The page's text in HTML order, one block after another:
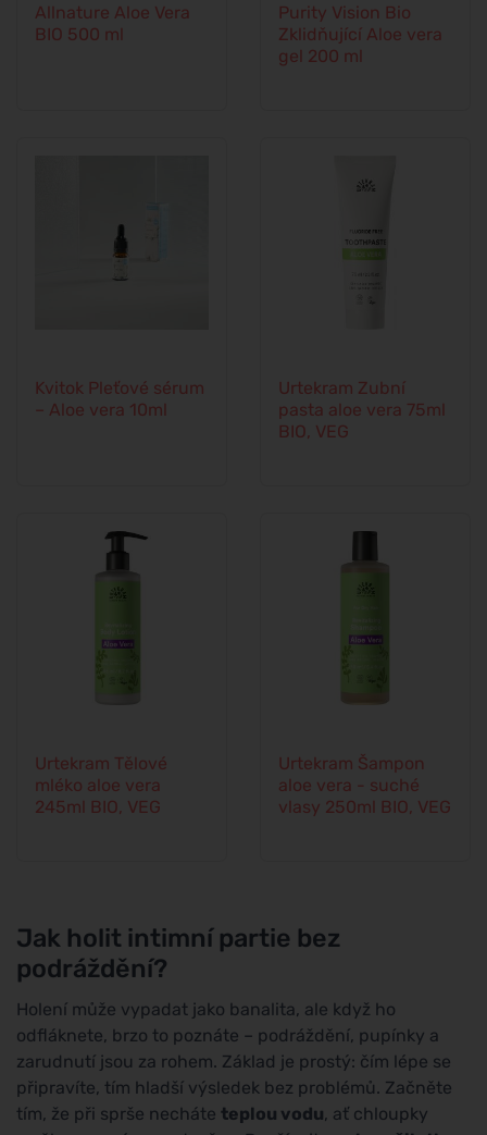
Allnature Aloe Vera
BIO 500 ml
Purity Vision Bio
Zklidňující Aloe vera
gel 200 ml
Kvitok Pleťové sérum
– Aloe vera 10ml
Urtekram Zubní
pasta aloe vera 75ml
BIO, VEG
Urtekram Tělové
mléko aloe vera
245ml BIO, VEG
Urtekram Šampon
aloe vera - suché
vlasy 250ml BIO, VEG
Jak holit intimní partie bez
podráždění?
Holení může vypadat jako banalita, ale když ho
odfláknete, brzo to poznáte – podráždění, pupínky a
zarudnutí jsou za rohem. Základ je prostý: čím lépe se
připravíte, tím hladší výsledek bez problémů. Začněte
tím, že při sprše necháte teplou vodu, ať chloupky